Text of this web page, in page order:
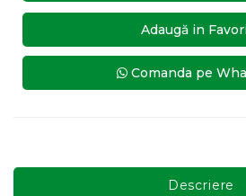
Adaugă in
Comanda pe
Descriere